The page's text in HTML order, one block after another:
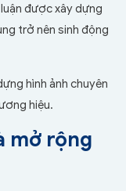
được xây dựng
trở nên sinh động
hình ảnh chuyên
hiệu.
mở rộng